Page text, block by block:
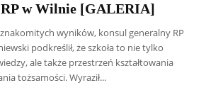
RP w Wilnie [GALERIA]
wyników, konsul generalny RP
podkreślił, że szkoła to nie tylko
ale także przestrzeń kształtowania
tożsamości. Wyraził...